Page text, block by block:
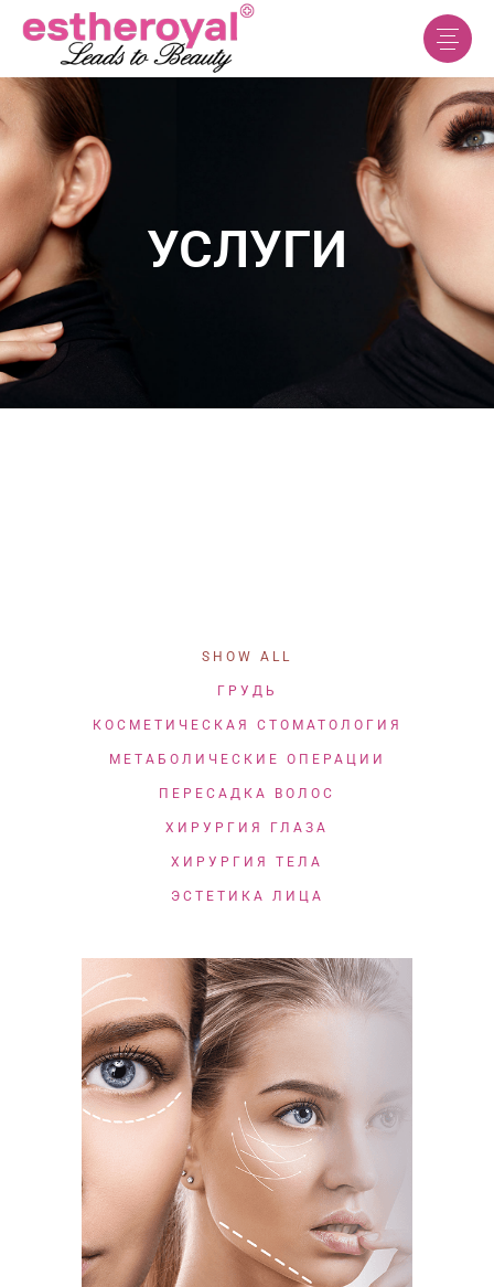
УСЛУГИ
SHOW ALL
ГРУДЬ
КОСМЕТИЧЕСКАЯ СТОМАТОЛОГИЯ
МЕТАБОЛИЧЕСКИЕ ОПЕРАЦИИ
ПЕРЕСАДКА ВОЛОС
ХИРУРГИЯ ГЛАЗА
ХИРУРГИЯ ТЕЛА
ЭСТЕТИКА ЛИЦА